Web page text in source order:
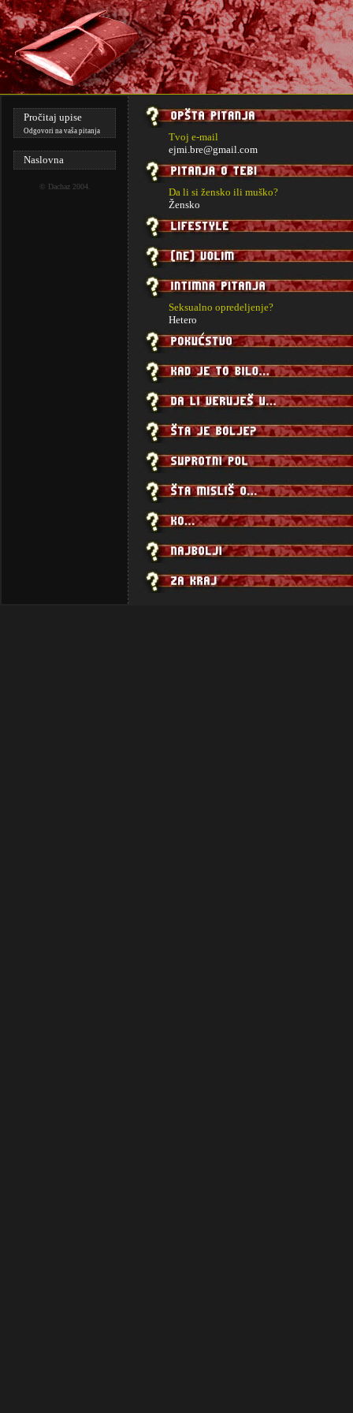
Pročitaj upise
Odgovori na vaša pitanja
Naslovna
© Dachaz2004.
Tvoj e-mail
ejmi.bre@gmail.com
Da li si žensko ili muško?
Žensko
Seksualno opredeljenje?
Hetero